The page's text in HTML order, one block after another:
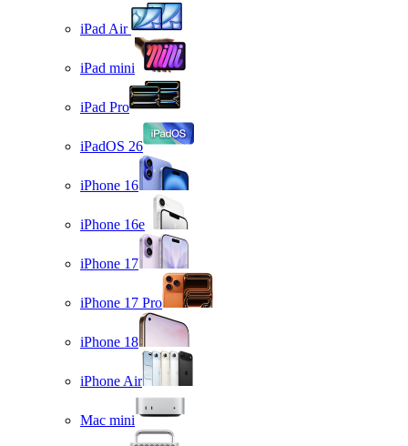
iPad Air
iPad mini
iPad Pro
iPadOS 26
iPhone 16
iPhone 16e
iPhone 17
iPhone 17 Pro
iPhone 18
iPhone Air
Mac mini